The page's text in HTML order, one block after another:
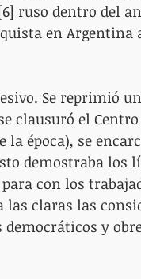
ruso dentro del
en Argentina
Se reprimió
clausuró el
época), se
demostraba los
con los
las claras las
democráticos y